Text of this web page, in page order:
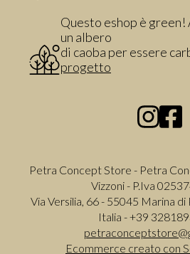
Questo eshop è
un albero
di caoba per essere
progetto
Petra Concept Store - Petra
Vizzoni - P.Iva
Via Versilia, 66 - 55045 Marina
Italia - +39
Ecommerce creato con